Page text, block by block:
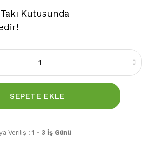
Kutusunda
SEPETE EKLE
Veriliş : 1 - 3 İş Günü